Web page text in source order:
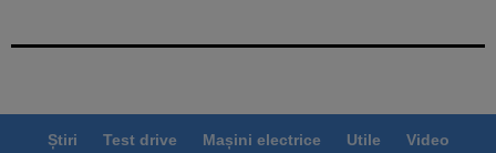
Știri Test drive Mașini electrice Utile
Video